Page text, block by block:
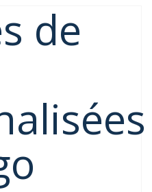
de